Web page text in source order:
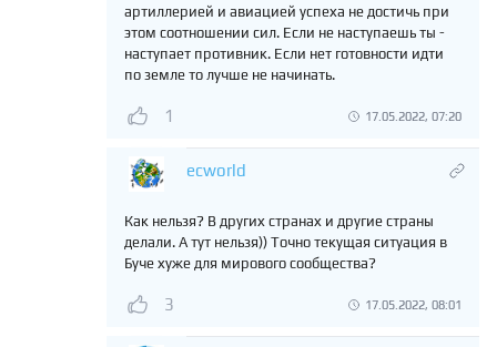
артиллерией и авиацией успеха не достичь при
этом соотношении сил. Если не наступаешь ты -
наступает противник. Если нет готовности идти
по земле то лучше не начинать.
1 17.05.2022, 07:20
ecworld
Как нельзя? В других странах и другие страны
делали. А тут нельзя)) Точно текущая ситуация в
Буче хуже для мирового сообщества?
3 17.05.2022, 08:01